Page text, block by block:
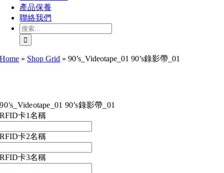
產品保養
聯絡我們
搜
索
結
果：
Home » Shop Grid »90’s_Videotape_01 90’s錄影帶_01
90’s_Videotape_01 90’s錄影帶_01
RFID卡1名稱
RFID卡2名稱
RFID卡3名稱